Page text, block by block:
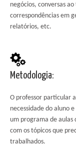
negócios, conversas
correspondências em
relatórios, etc.
Metodologia:
O professor particular
necessidade do aluno
um programa de aulas
com os tópicos que
trabalhados.